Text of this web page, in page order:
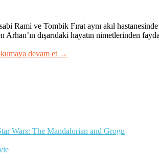
Rami ve Tombik Fırat aynı akıl
dışarıdaki hayatın nimetlerinden
devam et →
Wars: The Mandalorian and Grogu